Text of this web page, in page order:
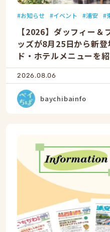
お知らせ イベント 浦安
【2026】ダッフィー＆
ッズが8月25日から新
ド・ホテルメニューを
2026.08.06
baychibainfo